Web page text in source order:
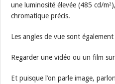
une luminosité élevée (485 cd/
chromatique précis.
Les angles de vue sont
Regarder une vidéo ou un film
Et puisque l’on parle image,